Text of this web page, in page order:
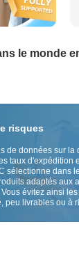
le monde
risques
de données sur la
taux d'expédition
sélectionne dans le
adaptés aux
évitez ainsi
peu livrables ou à
transfrontalier et
douane et après-